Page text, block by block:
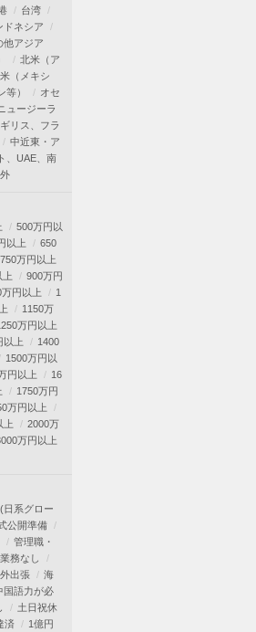
台湾
ドネシア
他アジア
北米（ア
（メキシ
等）
オセ
ュージーラ
リス、フラ
中近東・ア
、UAE、南
500万円以
以上
650
750万円以上
上
900万円
万円以上
1
1150万
万円以上
以上
1400
1500万円以
円以上
16
1750万円
万円以上
上
2000万
万円以上
日系グロー
公開準備
管理職・
務なし
出張
海
国語力が必
土日祝休
済
1億円